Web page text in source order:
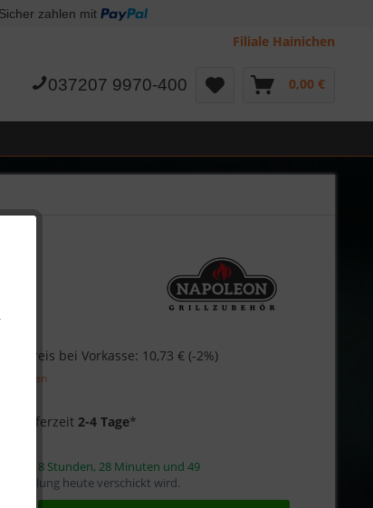
Sicher zahlen mit
Filiale Hainichen
037207 9970-400 0,00 €
Preis bei Vorkasse: 10,73 € (-2%)
- Lieferzeit2-4 Tage*
8 Stunden, 28 Minuten und 48
Bestellung heute verschickt wird.